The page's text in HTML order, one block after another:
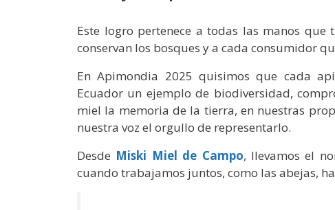
Este logro pertenece a todas las manos
conservan los bosques y a cada consumidor
En Apimondia 2025 quisimos que cada
Ecuador un ejemplo de biodiversidad,
miel la memoria de la tierra, en nuestras
nuestra voz el orgullo de representarlo.
Desde Miski Miel de Campo, llevamos el
cuando trabajamos juntos, como las abejas,